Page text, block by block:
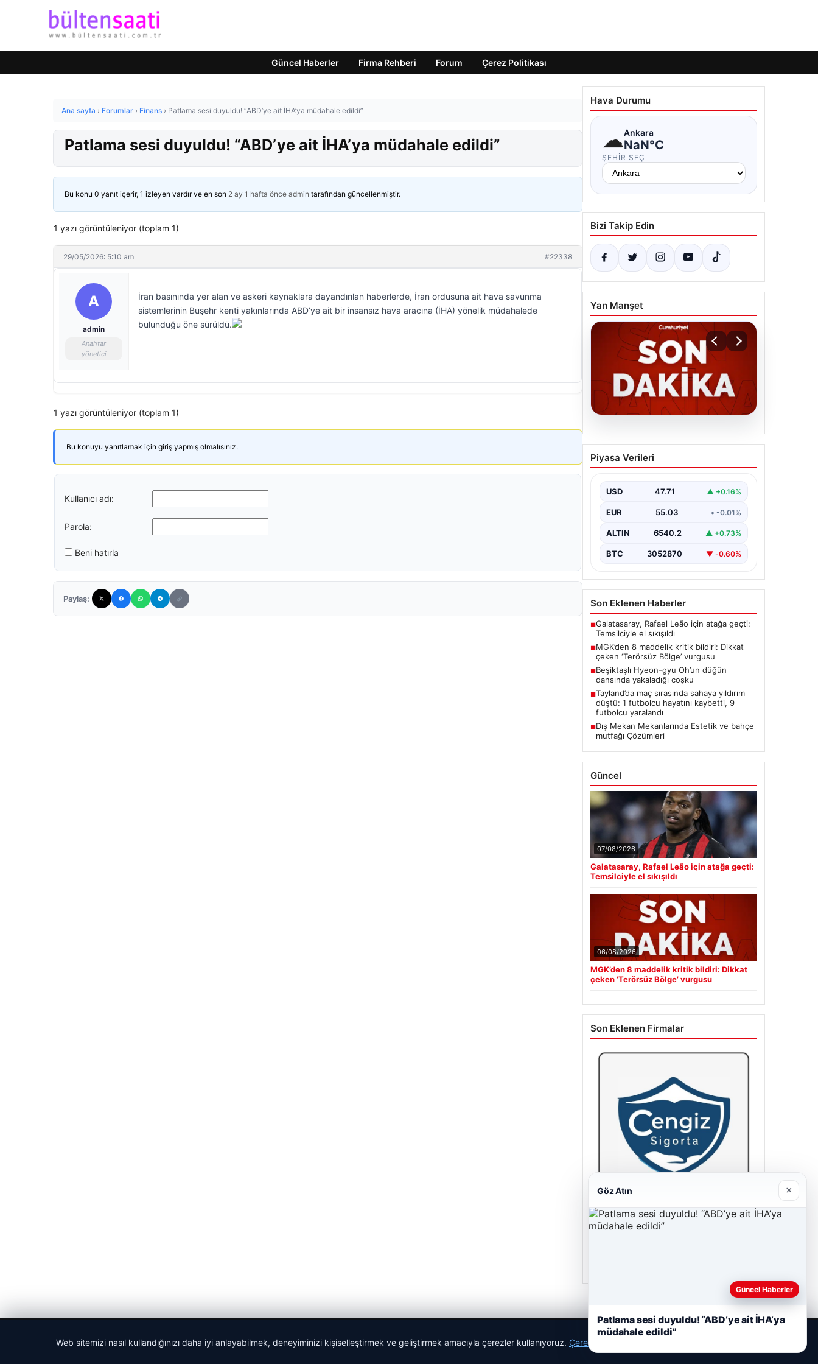
Güncel Haberler Firma Rehberi Forum Çerez Politikası
Ana sayfa › Forumlar › Finans › Patlama sesi duyuldu! “ABD’ye ait İHA’ya müdahale edildi”
Patlama sesi duyuldu! “ABD’ye ait İHA’ya müdahale edildi”
Bu konu 0 yanıt içerir, 1 izleyen vardır ve en son 2 ay 1 hafta önce admin tarafından güncellenmiştir.
1 yazı görüntüleniyor (toplam 1)
29/05/2026: 5:10 am #22338
A
admin
Anahtar
yönetici
İran basınında yer alan ve askeri kaynaklara dayandırılan haberlerde, İran ordusuna ait hava savunma
sistemlerinin Buşehr kenti yakınlarında ABD’ye ait bir insansız hava aracına (İHA) yönelik müdahalede
bulunduğu öne sürüldü.
1 yazı görüntüleniyor (toplam 1)
Bu konuyu yanıtlamak için giriş yapmış olmalısınız.
Kullanıcı adı:
Parola:
Beni hatırla
Paylaş:
Hava Durumu
☁Ankara
NaN°C
ŞEHIR SEÇ
Bizi Takip Edin
Yan Manşet
06.08.2026
MGK’den 8 maddelik kritik
bildiri: Dikkat çeken
Piyasa Verileri
USD 47.71 ▲ +0.16%
EUR 55.03 • -0.01%
ALTIN 6540.2 ▲ +0.73%
BTC 3052870 ▼ -0.60%
Son Eklenen Haberler
■Galatasaray, Rafael Leão için atağa geçti:
Temsilciyle el sıkışıldı
■MGK’den 8 maddelik kritik bildiri: Dikkat
çeken ‘Terörsüz Bölge’ vurgusu
■Beşiktaşlı Hyeon-gyu Oh’un düğün
dansında yakaladığı coşku
■Tayland’da maç sırasında sahaya yıldırım
düştü: 1 futbolcu hayatını kaybetti, 9
futbolcu yaralandı
■Dış Mekan Mekanlarında Estetik ve bahçe
mutfağı Çözümleri
Güncel
07/08/2026
Galatasaray, Rafael Leão için atağa geçti:
Temsilciyle el sıkışıldı
06/08/2026
MGK’den 8 maddelik kritik bildiri: Dikkat
çeken ‘Terörsüz Bölge’ vurgusu
Son Eklenen Firmalar
Cengiz Sigorta
Web sitemizi nasıl kullandığınızı daha iyi anlayabilmek, deneyiminizi kişiselleştirmek ve geliştirmek amacıyla çerezler kullanıyoruz. Çerez Politikamız
Göz Atın ×
Güncel Haberler
Patlama sesi duyuldu! “ABD’ye ait İHA’ya
müdahale edildi”